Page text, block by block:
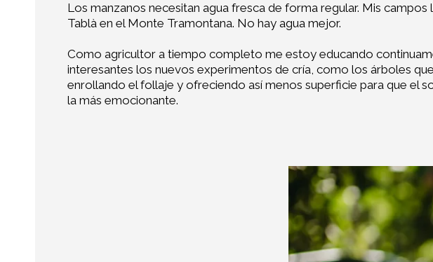
Los manzanos necesitan agua fresca de forma regular. Mis
Tablà en el Monte Tramontana. No hay agua mejor.
Como agricultor a tiempo completo me estoy educando
interesantes los nuevos experimentos de cría, como los árboles
enrollando el follaje y ofreciendo así menos superficie para que el
la más emocionante.